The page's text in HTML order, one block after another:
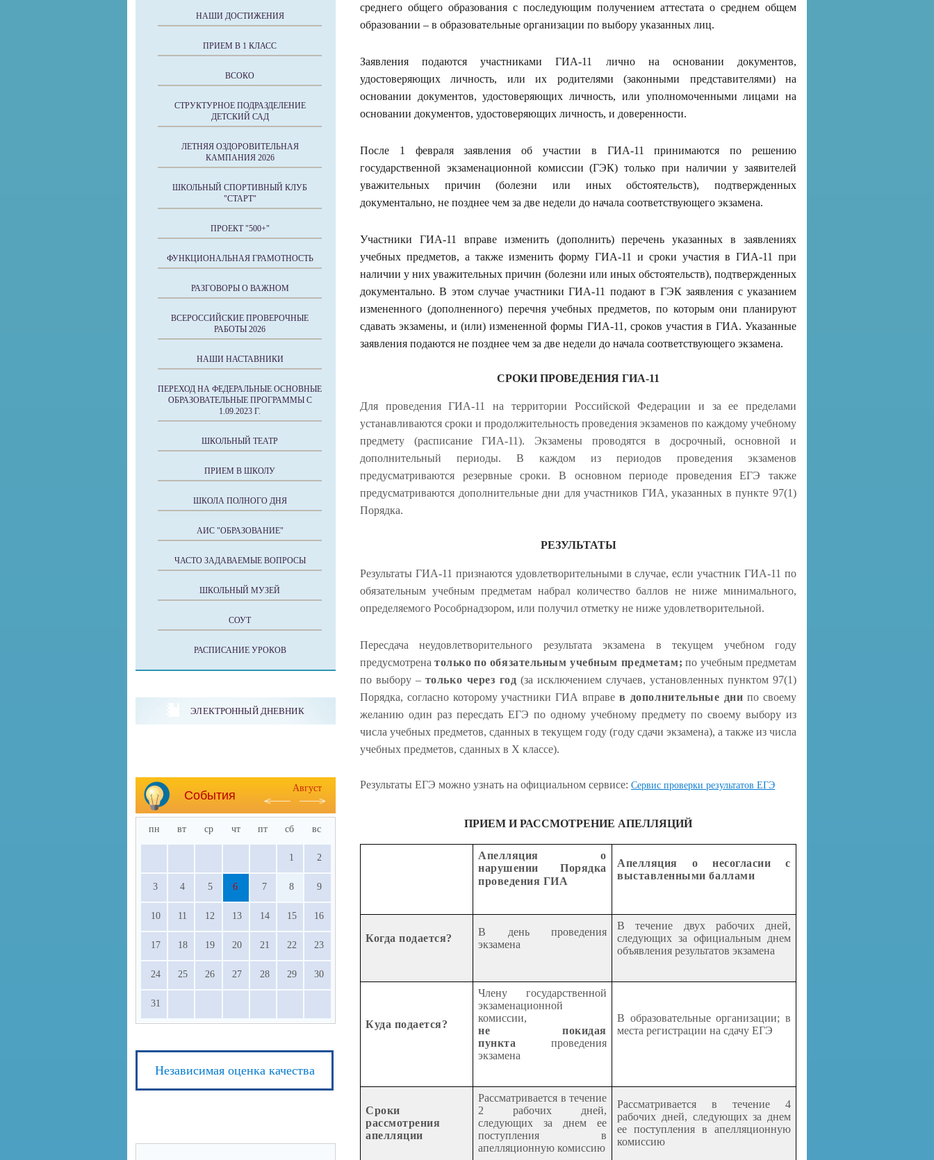
среднего общего образования с последующим получением аттестата о среднем общем
образовании – в образовательные организации по выбору указанных лиц.
Заявления подаются участниками ГИА-11 лично на основании документов,
удостоверяющих личность, или их родителями (законными представителями) на
основании документов, удостоверяющих личность, или уполномоченными лицами на
основании документов, удостоверяющих личность, и доверенности.
После 1 февраля заявления об участии в ГИА-11 принимаются по решению
государственной экзаменационной комиссии (ГЭК) только при наличии у заявителей
уважительных причин (болезни или иных обстоятельств), подтвержденных
документально, не позднее чем за две недели до начала соответствующего экзамена.
Участники ГИА-11 вправе изменить (дополнить) перечень указанных в заявлениях
учебных предметов, а также изменить форму ГИА-11 и сроки участия в ГИА-11 при
наличии у них уважительных причин (болезни или иных обстоятельств), подтвержденных
документально. В этом случае участники ГИА-11 подают в ГЭК заявления с указанием
измененного (дополненного) перечня учебных предметов, по которым они планируют
сдавать экзамены, и (или) измененной формы ГИА-11, сроков участия в ГИА. Указанные
заявления подаются не позднее чем за две недели до начала соответствующего экзамена.
СРОКИ ПРОВЕДЕНИЯ ГИА-11
Для проведения ГИА-11 на территории Российской Федерации и за ее пределами
устанавливаются сроки и продолжительность проведения экзаменов по каждому учебному
предмету (расписание ГИА-11). Экзамены проводятся в досрочный, основной и
дополнительный периоды. В каждом из периодов проведения экзаменов
предусматриваются резервные сроки. В основном периоде проведения ЕГЭ также
предусматриваются дополнительные дни для участников ГИА, указанных в пункте 97(1)
Порядка.
РЕЗУЛЬТАТЫ
Результаты ГИА-11 признаются удовлетворительными в случае, если участник ГИА-11 по
обязательным учебным предметам набрал количество баллов не ниже минимального,
определяемого Рособрнадзором, или получил отметку не ниже удовлетворительной.
Пересдача неудовлетворительного результата экзамена в текущем учебном году
предусмотренатолько по обязательным учебным предметам; по учебным предметам
по выбору – только через год (за исключением случаев, установленных пунктом 97(1)
Порядка, согласно которому участники ГИА вправе в дополнительные дни по своему
желанию один раз пересдать ЕГЭ по одному учебному предмету по своему выбору из
числа учебных предметов, сданных в текущем году (году сдачи экзамена), а также из числа
учебных предметов, сданных в X классе).
Результаты ЕГЭ можно узнать на официальном сервисе: Сервис проверки результатов ЕГЭ
ПРИЕМ И РАССМОТРЕНИЕ АПЕЛЛЯЦИЙ
Апелляция о
нарушении Порядка
проведения ГИА
Апелляция о несогласии с
выставленными баллами
Когда подается?
В день проведения
экзамена
В течение двух рабочих дней,
следующих за официальным днем
объявления результатов экзамена
Куда подается?
Члену государственной
экзаменационной
комиссии,
не покидая
пункта проведения
экзамена
В образовательные организации; в
места регистрации на сдачу ЕГЭ
Сроки
рассмотрения
апелляции
Рассматривается в течение
2 рабочих дней,
следующих за днем ее
поступления в
апелляционную комиссию
Рассматривается в течение 4
рабочих дней, следующих за днем
ее поступления в апелляционную
комиссию
НАШИ ДОСТИЖЕНИЯ
ПРИЕМ В 1 КЛАСС
ВСОКО
СТРУКТУРНОЕ ПОДРАЗДЕЛЕНИЕ
ДЕТСКИЙ САД
ЛЕТНЯЯ ОЗДОРОВИТЕЛЬНАЯ
КАМПАНИЯ 2026
ШКОЛЬНЫЙ СПОРТИВНЫЙ КЛУБ
"СТАРТ"
ПРОЕКТ "500+"
ФУНКЦИОНАЛЬНАЯ ГРАМОТНОСТЬ
РАЗГОВОРЫ О ВАЖНОМ
ВСЕРОССИЙСКИЕ ПРОВЕРОЧНЫЕ
РАБОТЫ 2026
НАШИ НАСТАВНИКИ
ПЕРЕХОД НА ФЕДЕРАЛЬНЫЕ ОСНОВНЫЕ
ОБРАЗОВАТЕЛЬНЫЕ ПРОГРАММЫ С
1.09.2023 Г.
ШКОЛЬНЫЙ ТЕАТР
ПРИЕМ В ШКОЛУ
ШКОЛА ПОЛНОГО ДНЯ
АИС "ОБРАЗОВАНИЕ"
ЧАСТО ЗАДАВАЕМЫЕ ВОПРОСЫ
ШКОЛЬНЫЙ МУЗЕЙ
СОУТ
РАСПИСАНИЕ УРОКОВ
ЭЛЕКТРОННЫЙ ДНЕВНИК
События
Август
пн вт ср чт пт сб вс
1 2
3 4 5 6 7 8 9
10 11 12 13 14 15 16
17 18 19 20 21 22 23
24 25 26 27 28 29 30
31
Независимая оценка качества